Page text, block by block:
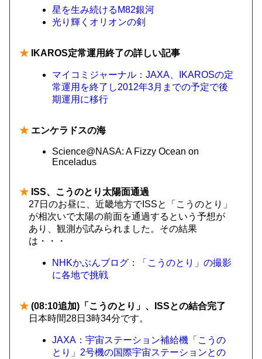
星を生み続けるM82銀河
光り輝くオリオンの剣
★ IKAROS定常運用終了の詳しい記事
マイコミジャーナル：JAXA、IKAROSの定
常運用を終了し2012年3月までの予定で後
期運用に移行
★ エンケラドスの海
Science@NASA: A Fizzy Ocean on
Enceladus
★ ISS、こうのとり太陽面通過
27日のお昼に、近畿地方でISSと「こうのとり」
が相次いで太陽の前面を通過するという予想が
あり、観測が試みられました。その結果
は・・・
NHKかぶんブログ：「こうのとり」の撮影
に各地で挑戦
★ (08:10追加)「こうのとり」、ISSとの結合完了
日本時間28日3時34分です。
JAXA：宇宙ステーション補給機「こうの
とり」2号機の国際宇宙ステーションとの